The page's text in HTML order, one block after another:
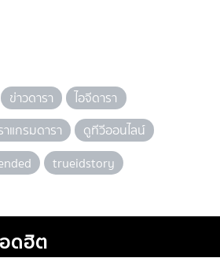
ข่าวดารา
ไอจีดารา
แกรมดารา
ดูทีวีออนไลน์
trueidstory
ดฮิต